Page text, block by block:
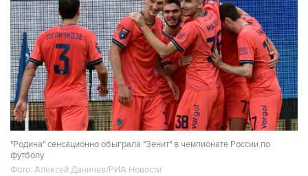
"Родина" сенсационно обыграла "Зенит" в чемпионате России по
футболу
Фото: Алексей Даничев/РИА Новости